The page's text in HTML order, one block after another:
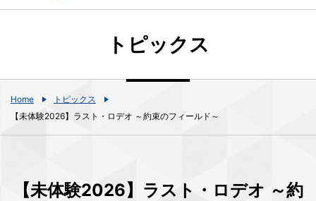
トピックス
Home
トピックス
【未体験2026】ラスト・ロデオ ～約束のフィールド～
【未体験2026】ラスト・ロデオ ～約